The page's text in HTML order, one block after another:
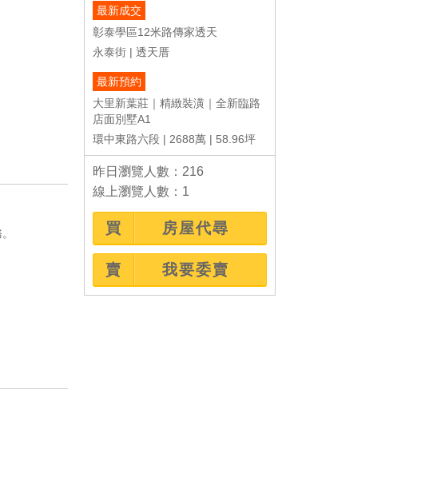
最新成交
彰泰學區12米路傳家透天
永泰街
透天厝
最新預約
大里新葉莊｜精緻裝潢｜全新臨路
店面別墅A1
環中東路六段
2688萬 58.96坪
昨日瀏覽人數：216
線上瀏覽人數：1
買 房屋代尋
賣 我要委賣